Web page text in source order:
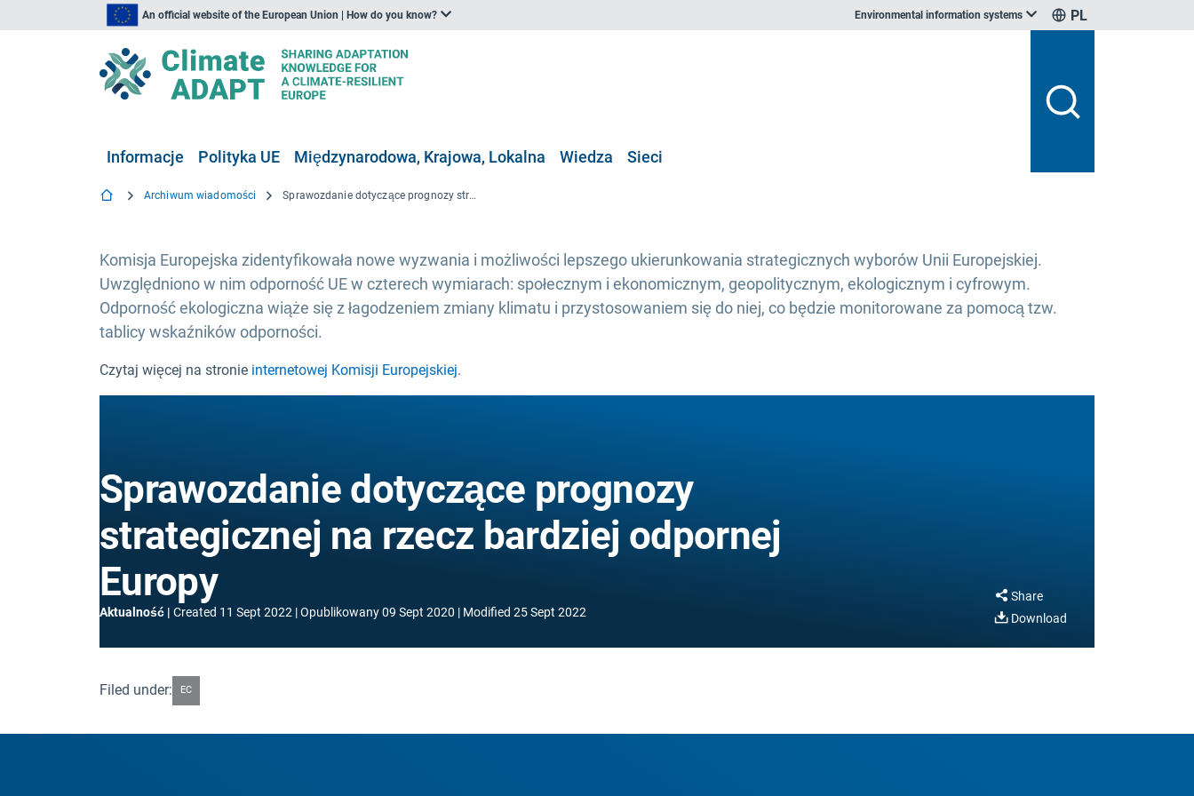
An official website of the European Union | How do you know? Environmental information systems PL
Informacje Polityka UE Międzynarodowa, Krajowa, Lokalna Wiedza Sieci
Archiwum wiadomości Sprawozdanie dotyczące prognozy strategicznej na rzecz bardziej odpornej Europy
Komisja Europejska zidentyfikowała nowe wyzwania i możliwości lepszego ukierunkowania strategicznych wyborów Unii Europejskiej.
Uwzględniono w nim odporność UE w czterech wymiarach: społecznym i ekonomicznym, geopolitycznym, ekologicznym i cyfrowym.
Odporność ekologiczna wiąże się z łagodzeniem zmiany klimatu i przystosowaniem się do niej, co będzie monitorowane za pomocą tzw.
tablicy wskaźników odporności.
Czytaj więcej na stronie internetowej Komisji Europejskiej.
Sprawozdanie dotyczące prognozy
strategicznej na rzecz bardziej odpornej
Europy
Aktualność Created 11 Sept 2022 Opublikowany09 Sept 2020 Modified 25 Sept 2022
Share
Download
Filed under: EC